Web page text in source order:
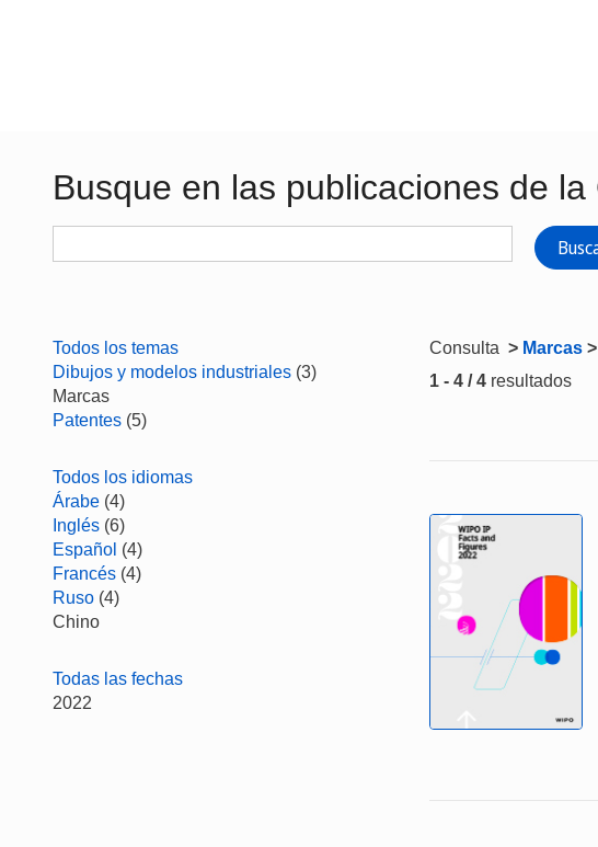
Busque en las publicaciones de la
Todos los temas
Dibujos y modelos industriales (3)
Marcas
Patentes (5)
Todos los idiomas
Árabe (4)
Inglés (6)
Español (4)
Francés (4)
Ruso (4)
Chino
Todas las fechas
2022
Consulta > Marcas >
1 - 4 / 4 resultados